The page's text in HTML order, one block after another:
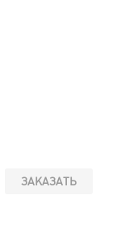
ЗАКАЗАТЬ